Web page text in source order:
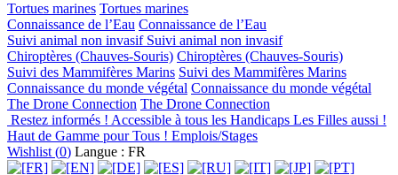
Tortues marines Tortues marines
Connaissance de l’Eau Connaissance de l’Eau
Suivi animal non invasif Suivi animal non invasif
Chiroptères (Chauves-Souris) Chiroptères (Chauves-Souris)
Suivi des Mammifères Marins Suivi des Mammifères Marins
Connaissance du monde végétal Connaissance du monde végétal
The Drone Connection The Drone Connection
Restez informés ! Accessible à tous les Handicaps Les Filles aussi !
Haut de Gamme pour Tous ! Emplois/Stages
Wishlist (0) Langue : FR